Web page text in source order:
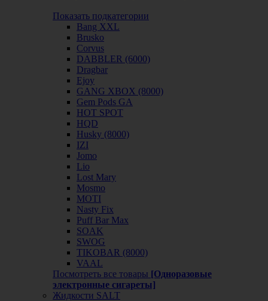
Показать подкатегории
Bang XXL
Brusko
Corvus
DABBLER (6000)
Dragbar
Ejoy
GANG XBOX (8000)
Gem Pods GA
HOT SPOT
HQD
Husky (8000)
IZI
Jomo
Lio
Lost Mary
Mosmo
MOTI
Nasty Fix
Puff Bar Max
SOAK
SWOG
TIKOBAR (8000)
VAAL
Посмотреть все товары [Одноразовые
электронные сигареты]
Жидкости SALT